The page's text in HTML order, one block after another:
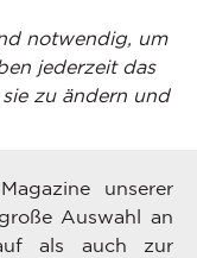
notwendig, um
jederzeit das
zu ändern und
unserer
Auswahl an
als auch zur